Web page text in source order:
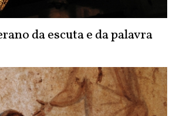
da escuta e da palavra